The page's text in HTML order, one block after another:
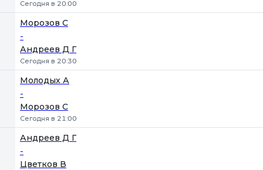
Сегодня в 20:00
Морозов С
-
Андреев Д Г
Сегодня в 20:30
Молодых А
-
Морозов С
Сегодня в 21:00
Андреев Д Г
-
Цветков В